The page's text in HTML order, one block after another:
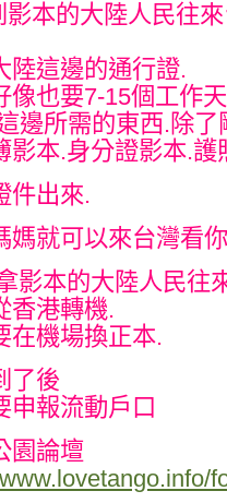
影本的大陸人民往
陸這邊的通行證.
像也要7-15個工作天
邊所需的東西.除
影本.身分證影本.
件出來.
媽就可以來台灣看
影本的大陸人民往
香港轉機.
在機場換正本.
了後
申報流動戶口
園論壇